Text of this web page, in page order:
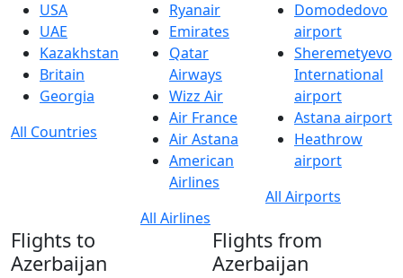
USA
UAE
Kazakhstan
Britain
Georgia
All Countries
Ryanair
Emirates
Qatar
Airways
Wizz Air
Air France
Air Astana
American
Airlines
All Airlines
Domodedovo
airport
Sheremetyevo
International
airport
Astana airport
Heathrow
airport
All Airports
Flights to
Azerbaijan
Flights from
Azerbaijan